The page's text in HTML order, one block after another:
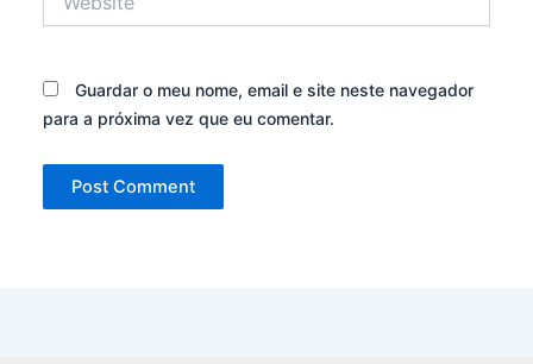
Guardar o meu nome, email e site neste navegador
para a próxima vez que eu comentar.